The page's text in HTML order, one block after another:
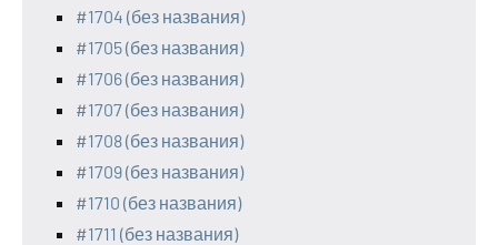
#1704 (без названия)
#1705 (без названия)
#1706 (без названия)
#1707 (без названия)
#1708 (без названия)
#1709 (без названия)
#1710 (без названия)
#1711 (без названия)